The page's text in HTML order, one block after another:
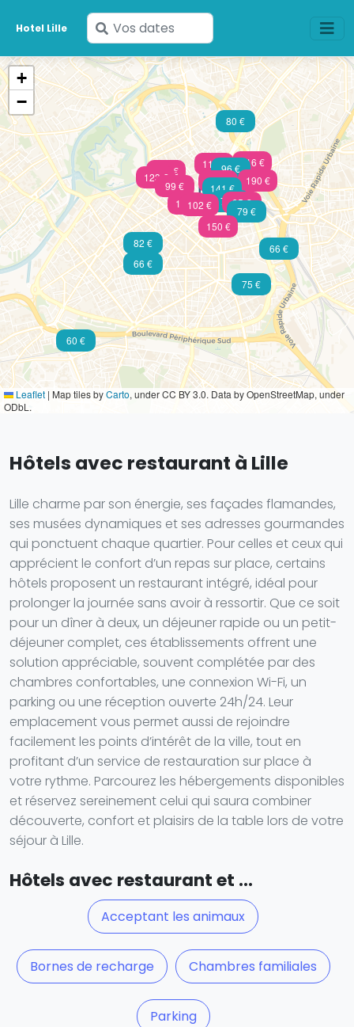
Hotel Lille
Saisissez
vos
dates
102 €
114 €
228 €
107 €
102 € 190 €
123 €
95 €
99 €
116 €
150 €
66 €
82 €
96 €
79 €
60 €
73 €
80 €
141 €
75 €
66 €
+
−
Leaflet | Map tiles byCarto, under CC BY 3.0. Data by OpenStreetMap, under
ODbL.
Hôtels avec restaurant à Lille
Lille charme par son énergie, ses façades flamandes,
ses musées dynamiques et ses adresses gourmandes
qui ponctuent chaque quartier. Pour celles et ceux qui
apprécient le confort d’un repas sur place, certains
hôtels proposent un restaurant intégré, idéal pour
prolonger la journée sans avoir à ressortir. Que ce soit
pour un dîner à deux, un déjeuner rapide ou un petit-
déjeuner complet, ces établissements offrent une
solution appréciable, souvent complétée par des
chambres confortables, une connexion Wi-Fi, un
parking ou une réception ouverte 24h/24. Leur
emplacement vous permet aussi de rejoindre
facilement les points d’intérêt de la ville, tout en
profitant d’un service de restauration sur place à
votre rythme. Parcourez les hébergements disponibles
et réservez sereinement celui qui saura combiner
découverte, confort et plaisirs de la table lors de votre
séjour à Lille.
Hôtels avec restaurant et ...
Acceptant les animaux
Bornes de recharge Chambres familiales
Parking